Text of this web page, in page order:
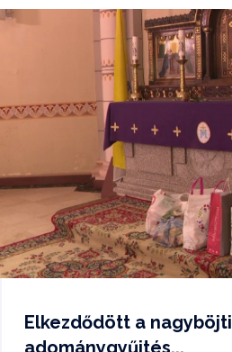
Elkezdődött a nagyböjti
adománygyűjtés...